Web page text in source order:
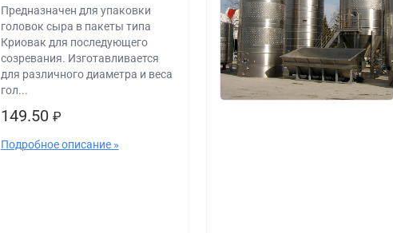
Предназначен для упаковки
головок сыра в пакеты типа
Криовак для последующего
созревания. Изготавливается
для различного диаметра и веса
гол...
149.50 ₽
Подробное описание »